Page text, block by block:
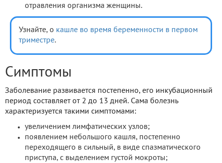
отравления организма женщины.
Узнайте, о кашле во время беременности в первом
триместре.
Симптомы
Заболевание развивается постепенно, его инкубационный
период составляет от 2 до 13 дней. Сама болезнь
характеризуется такими симптомами:
увеличением лимфатических узлов;
появлением небольшого кашля, постепенно
переходящего в сильный, в виде спазматического
приступа, с выделением густой мокроты;